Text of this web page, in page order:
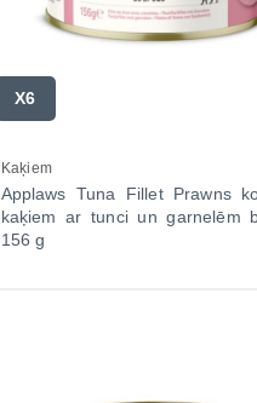
X6
Kaķiem
Applaws Tuna Fillet Prawns
kaķiem ar tunci un garnelēm
156 g